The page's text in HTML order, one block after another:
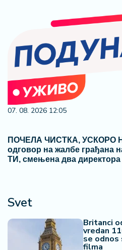
07. 08. 2026 12:05
ПОЧЕЛА ЧИСТКА, УСКОРО
одговор на жалбе грађана
ТИ, смењена два директора
Svet
Britanci
vredan
se odnos
filma